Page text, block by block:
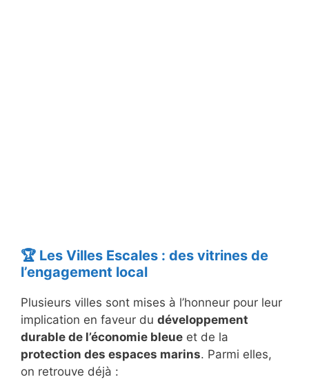
🏆 Les Villes Escales : des vitrines de
l’engagement local
Plusieurs villes sont mises à l’honneur pour leur
implication en faveur du développement
durable de l’économie bleue et de la
protection des espaces marins. Parmi elles,
on retrouve déjà :